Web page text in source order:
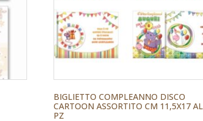
BIGLIETTO COMPLEANNO DISCO
CARTOON ASSORTITO CM 11,5X17 AL
PZ